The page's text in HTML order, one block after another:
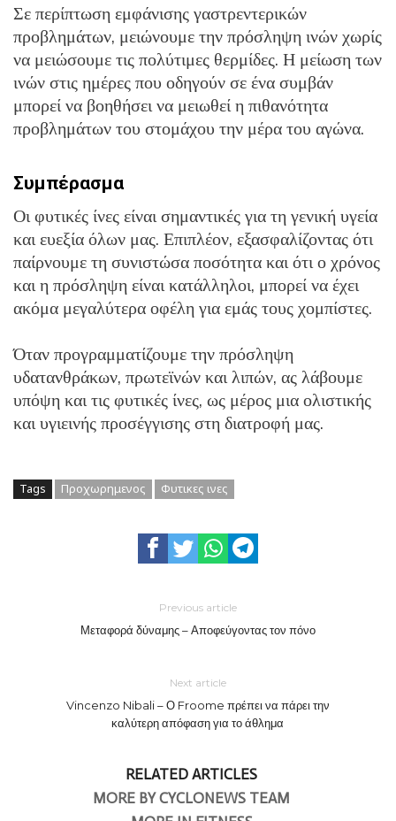
Σε περίπτωση εμφάνισης γαστρεντερικών
προβλημάτων, μειώνουμε την πρόσληψη ινών χωρίς
να μειώσουμε τις πολύτιμες θερμίδες. Η μείωση των
ινών στις ημέρες που οδηγούν σε ένα συμβάν
μπορεί να βοηθήσει να μειωθεί η πιθανότητα
προβλημάτων του στομάχου την μέρα του αγώνα.
Συμπέρασμα
Οι φυτικές ίνες είναι σημαντικές για τη γενική υγεία
και ευεξία όλων μας. Επιπλέον, εξασφαλίζοντας ότι
παίρνουμε τη συνιστώσα ποσότητα και ότι ο χρόνος
και η πρόσληψη είναι κατάλληλοι, μπορεί να έχει
ακόμα μεγαλύτερα οφέλη για εμάς τους χομπίστες.
Όταν προγραμματίζουμε την πρόσληψη
υδατανθράκων, πρωτεϊνών και λιπών, ας λάβουμε
υπόψη και τις φυτικές ίνες, ως μέρος μια ολιστικής
και υγιεινής προσέγγισης στη διατροφή μας.
Tags Προχωρημενος Φυτικες ινες
Previous article
Μεταφορά δύναμης – Αποφεύγοντας τον πόνο
Next article
Vincenzo Nibali – Ο Froome πρέπει να πάρει την
καλύτερη απόφαση για το άθλημα
RELATED ARTICLES
MORE BY CYCLONEWS TEAM